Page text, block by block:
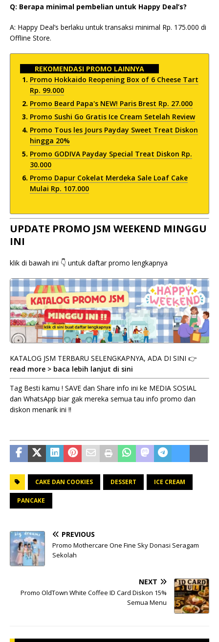
Q: Berapa minimal pembelian untuk Happy Deal’s?
A: Happy Deal’s berlaku untuk transaksi minimal Rp. 175.000 di
Offline Store.
REKOMENDASI PROMO LAINNYA
Promo Hokkaido Reopening Box of 6 Cheese Tart
Rp. 99.000
Promo Beard Papa's NEW! Paris Brest Rp. 27.000
Promo Sushi Go Gratis Ice Cream Setelah Review
Promo Tous les Jours Payday Sweet Treat Diskon
hingga 20%
Promo GODIVA Payday Special Treat Diskon Rp.
30.000
Promo Dapur Cokelat Merdeka Sale Loaf Cake
Mulai Rp. 107.000
UPDATE PROMO JSM WEEKEND MINGGU
INI
klik di bawah ini 👇 untuk daftar promo lengkapnya
KATALOG JSM TERBARU SELENGKAPNYA, ADA DI SINI 👉
read more > baca lebih lanjut di sini
Tag Besti kamu ! SAVE dan Share info ini ke MEDIA SOSIAL
dan WhatsApp biar gak mereka semua tau info promo dan
diskon menarik ini !!
CAKE DAN COOKIES DESSERT ICE CREAM
PANCAKE
PREVIOUS
Promo Mothercare One Fine Sky Donasi Seragam
Sekolah
NEXT
Promo OldTown White Coffee ID Card Diskon 15%
Semua Menu